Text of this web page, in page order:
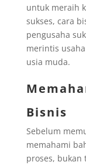
untuk meraih
sukses, cara
pengusaha
merintis
usia muda.
Bisnis
Sebelum
memahami
proses, bukan